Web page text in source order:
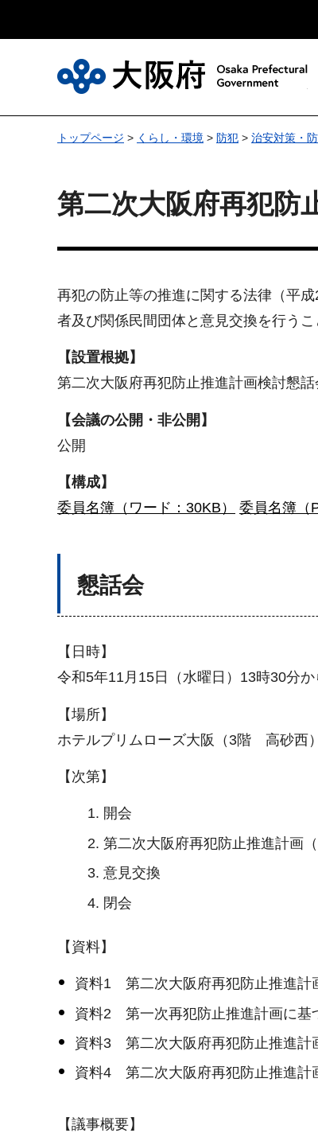
トップページ > くらし・環境 > 防犯 > 治安対策・
第二次大阪府再犯防
再犯の防止等の推進に関する法律（平
者及び関係民間団体と意見交換を行うこ
【設置根拠】
第二次大阪府再犯防止推進計画検討懇
【会議の公開・非公開】
公開
【構成】
委員名簿（ワード：30KB）
委員名簿（
懇話会
【日時】
令和5年11月15日（水曜日）13時30分か
【場所】
ホテルプリムローズ大阪（3階 高砂西）
【次第】
開会
第二次大阪府再犯防止推進計画
意見交換
閉会
【資料】
資料1 第二次大阪府再犯防止推進計
資料2 第一次再犯防止推進計画に基
資料3 第二次大阪府再犯防止推進計
資料4 第二次大阪府再犯防止推進計
【議事概要】